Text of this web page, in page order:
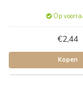
Op
€2,44
Kopen